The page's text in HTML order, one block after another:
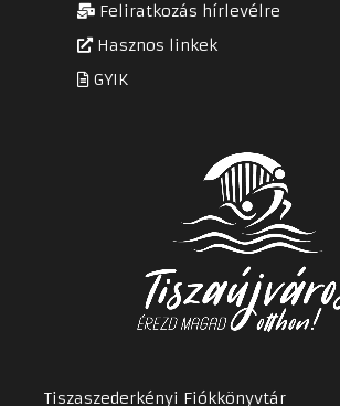
Feliratkozás hírlevélre
Hasznos linkek
GYIK
Tiszaszederkényi Fiókkönyvtár